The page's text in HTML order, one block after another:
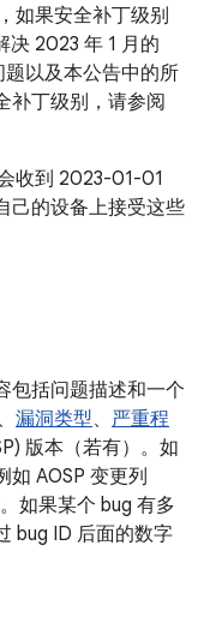
如果安全补丁级别
2023 年 1 月的
以及本公告中的所
补丁级别，请参阅
收到 2023-01-01
己的设备上接受这些
包括问题描述和一个
漏洞类型、 严重程
版本（若有）。如
AOSP 变更列
如果某个 bug 有多
bug ID 后面的数字